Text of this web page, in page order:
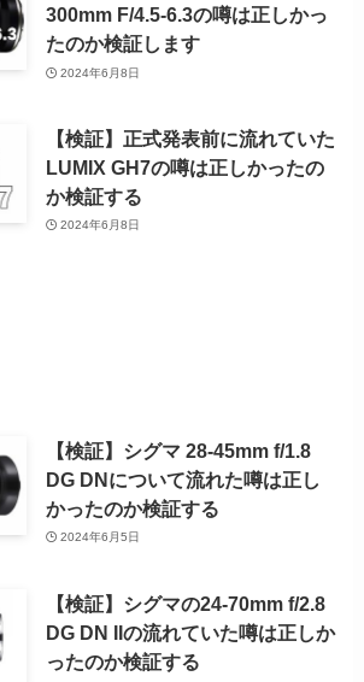
300mm F/4.5-6.3の噂は正しかっ
たのか検証します
2024年6月8日
【検証】正式発表前に流れていた
LUMIX GH7の噂は正しかったの
か検証する
2024年6月8日
【検証】シグマ 28-45mm f/1.8
DG DNについて流れた噂は正し
かったのか検証する
2024年6月5日
【検証】シグマの24-70mm f/2.8
DG DN IIの流れていた噂は正しか
ったのか検証する